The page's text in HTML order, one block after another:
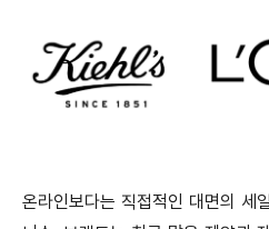
온라인보다는 직접적인 대면의 세